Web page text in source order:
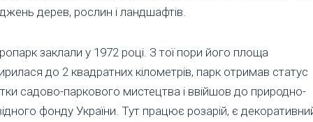
дерев, рослин і ландшафтів.
заклали у 1972 році. З тої пори його площа
до 2 квадратних кілометрів, парк отримав статус
садово-паркового мистецтва і ввійшов до природно-
фонду України. Тут працює розарій, є